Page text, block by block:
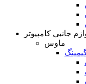
جانبی کامپیوتر
ماوس